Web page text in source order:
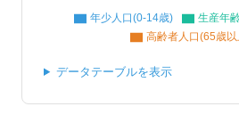
年少人口(0-14歳)
生産年
高齢者人口(65歳
データテーブルを表示